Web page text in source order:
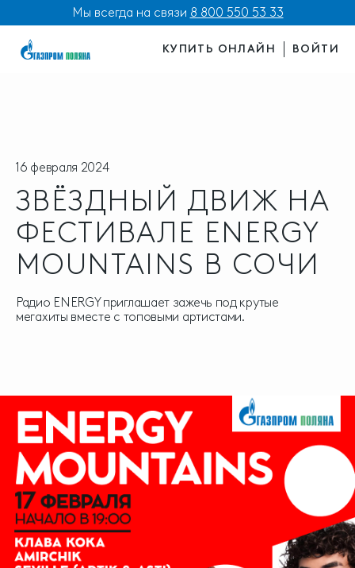
Мы всегда на связи 8 800 550 53 33
КУПИТЬ ОНЛАЙН ВОЙТИ
16 февраля 2024
ЗВЁЗДНЫЙ ДВИЖ НА
ФЕСТИВАЛЕ ENERGY
MOUNTAINS В СОЧИ
Радио ENERGY приглашает зажечь под крутые
мегахиты вместе с топовыми артистами.